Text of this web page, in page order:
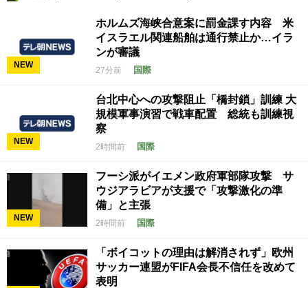
NEW
ホルムズ海峡合意案に罰金課す内容 米
イスラエル関連船舶は通行禁止か…イラ
ンが審議
27分前 国際
NEW
台北中心への攻撃阻止「橋封鎖」訓練 大
規模軍事演習で戦車配置 総統も訓練視
察
2時間前 国際
NEW
フーシ派がイエメン政府軍部隊攻撃 サ
ウジアラビアが支援で「攻撃激化の準
備」と主張
2時間前 国際
「ボイコットの理由は解消されず」欧州
サッカー連盟がFIFA会長不信任を改めて
表明